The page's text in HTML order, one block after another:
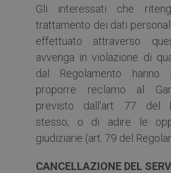
Gli interessati che
trattamento dei dati
effettuato attraverso
avvenga in violazione di
dal Regolamento
proporre reclamo al
previsto dall’art. 77 del
stesso, o di adire le
giudiziarie (art. 79 del
CANCELLAZIONE DEL